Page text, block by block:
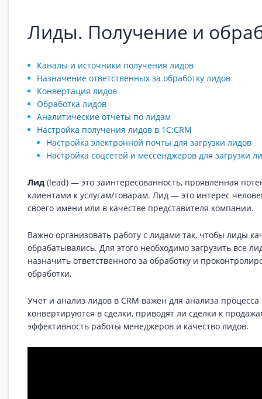
Лиды. Получение и
Каналы и источники получения лидов
Назначение ответственных за обработку лидов
Конвертация лидов
Обработка лидов
Аналитические отчеты по лидам
Настройка получения лидов в 1C:CRM
Настройка электронной почты для загрузки лидов
Настройка соцсетей и мессенджеров для загрузки
Лид (lead) — это заинтересованность, проявленная
клиентами к услугам/товарам. Лид — это интерес
своего имени или в качестве представителя компании.
Важно организовать работу с лидами так, чтобы лиды
обрабатывались. Для этого необходимо загрузить все
назначить ответственного за обработку и
обработки.
Учет и анализ лидов в CRM важен для анализа
конвертируются в сделки, приводят ли сделки к
эффективность работы менеджеров и качество лидов.